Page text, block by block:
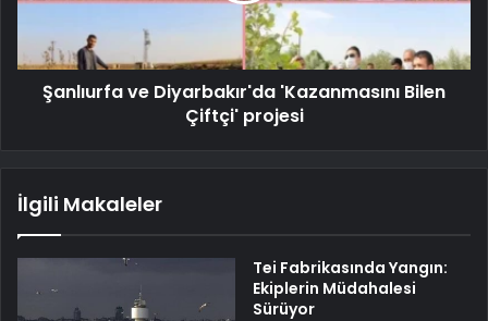
Şanlıurfa ve Diyarbakır'da 'Kazanmasını Bilen
Çiftçi' projesi
İlgili Makaleler
Tei Fabrikasında Yangın:
Ekiplerin Müdahalesi
Sürüyor